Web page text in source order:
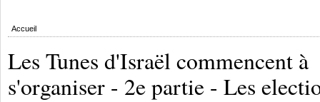
Accueil
Les Tunes d'Israël commencent à
s'organiser - 2e partie - Les